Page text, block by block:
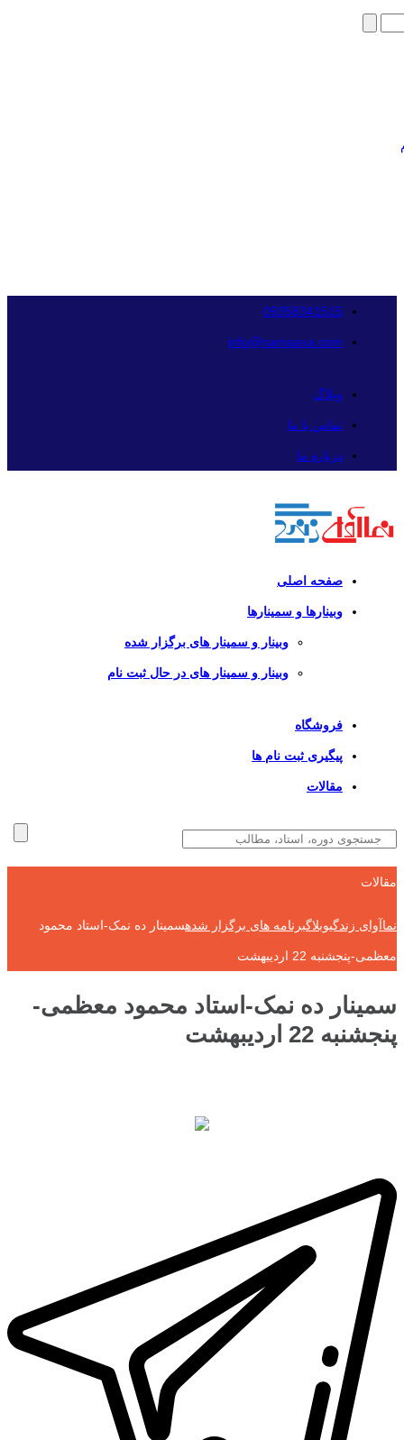
09358341515
info@namaava.com
وبلاگ
تماس با ما
درباره ما
صفحه اصلی
وبینارها و سمینارها
وبینار و سمینار های برگزار شده
وبینار و سمینار های در حال ثبت نام
فروشگاه
پیگیری ثبت نام ها
مقالات
مقالات
نماآوای زندگیوبلاگبرنامه های برگزار شدهسمینار ده نمک-استاد محمود
معظمی-پنجشنبه 22 اردیبهشت
سمینار ده نمک-استاد محمود معظمی-
پنجشنبه 22 اردیبهشت